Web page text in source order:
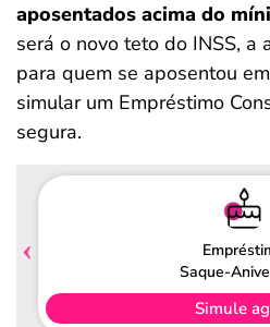
aposentados acima do
será o novo teto do INSS, a
para quem se aposentou
simular um Empréstimo
segura.
Saque-
Simule